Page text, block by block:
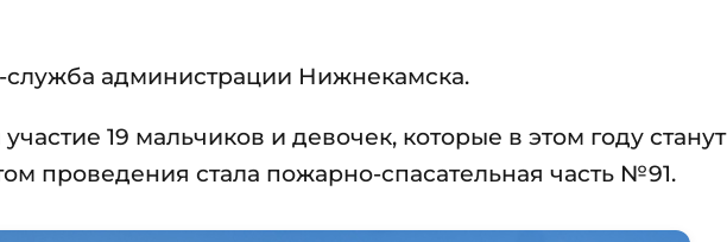
администрации Нижнекамска.
19 мальчиков и девочек, которые в этом году станут
проведения стала пожарно-спасательная часть №91.